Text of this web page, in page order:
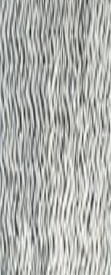
スミノエ
価格
¥7,800 / ㎡ 税抜
現在サンプル請求を
お知らせを受け取る
ールが届きます
同じグループ
もっと見る
シリーズの一覧を
岸に打ち寄せる
す。
納期